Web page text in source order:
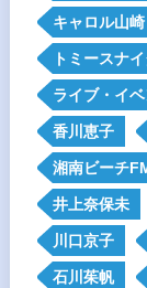
キャロル山崎
トミースナ
ライブ・イ
香川恵子
湘南ビーチ
井上奈保未
川口京子
石川茱帆